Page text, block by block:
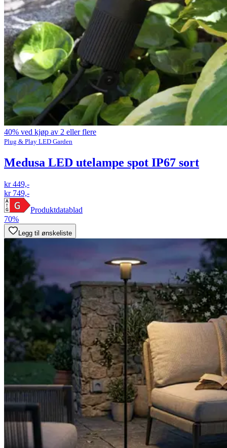
40% ved kjøp av 2 eller flere
Plug & Play LED Garden
Medusa LED utelampe spot IP67 sort
kr 449,-
kr 749,-
Produktdatablad
70%
Legg til ønskeliste